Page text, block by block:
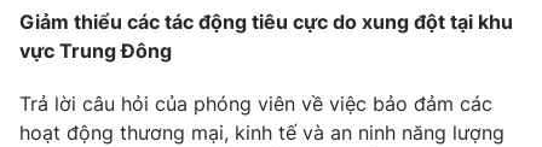
Email: toasoan@vtv.vn
Liên hệ quảng cáo:
Giảm thiểu các tác động tiêu cực do xung đột tại khu
vực Trung Đông
Trả lời câu hỏi của phóng viên về việc bảo đảm các
hoạt động thương mại, kinh tế và an ninh năng lượng